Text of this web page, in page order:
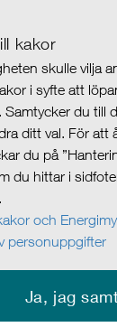
kakor
skulle vilja
i syfte att
Samtycker du till
ditt val. För att
du på
du hittar i
och
personuppgifter
Ja, jag